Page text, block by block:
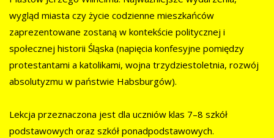
wygląd miasta czy życie codzienne mieszkańców
zaprezentowane zostaną w kontekście politycznej i
społecznej historii Śląska (napięcia konfesyjne pomiędzy
protestantami a katolikami, wojna trzydziestoletnia, rozwój
absolutyzmu w państwie Habsburgów).
Lekcja przeznaczona jest dla uczniów klas 7–8 szkół
podstawowych oraz szkół ponadpodstawowych.